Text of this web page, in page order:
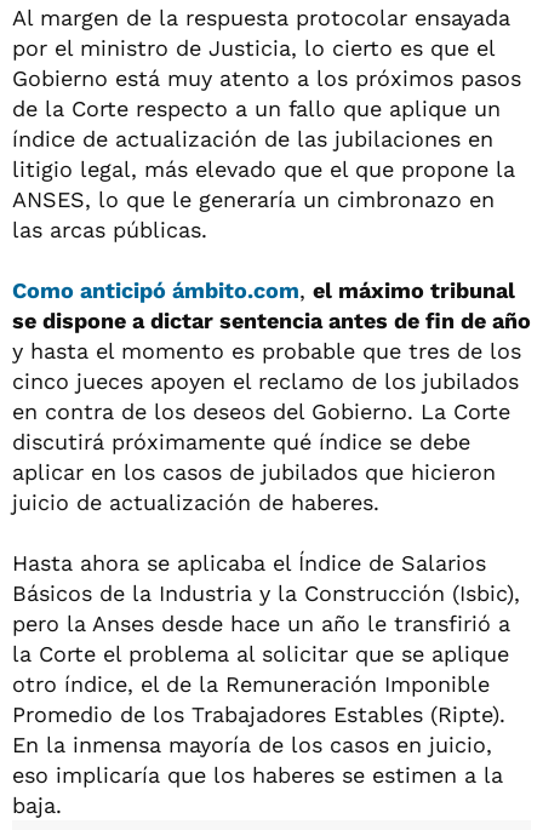
Al margen de la respuesta protocolar ensayada
por el ministro de Justicia, lo cierto es que el
Gobierno está muy atento a los próximos pasos
de la Corte respecto a un fallo que aplique un
índice de actualización de las jubilaciones en
litigio legal, más elevado que el que propone la
ANSES, lo que le generaría un cimbronazo en
las arcas públicas.
Como anticipó ámbito.com, el máximo tribunal
se dispone a dictar sentencia antes de fin de año
y hasta el momento es probable que tres de los
cinco jueces apoyen el reclamo de los jubilados
en contra de los deseos del Gobierno. La Corte
discutirá próximamente qué índice se debe
aplicar en los casos de jubilados que hicieron
juicio de actualización de haberes.
Hasta ahora se aplicaba el Índice de Salarios
Básicos de la Industria y la Construcción (Isbic),
pero la Anses desde hace un año le transfirió a
la Corte el problema al solicitar que se aplique
otro índice, el de la Remuneración Imponible
Promedio de los Trabajadores Estables (Ripte).
En la inmensa mayoría de los casos en juicio,
eso implicaría que los haberes se estimen a la
baja.